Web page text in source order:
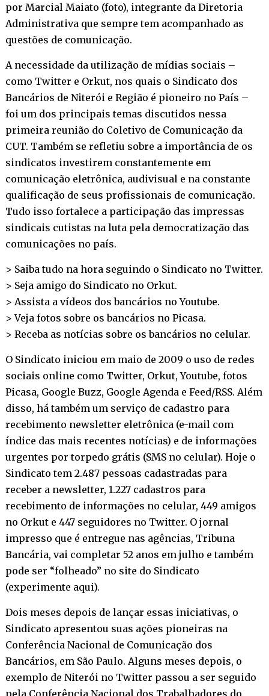
por Marcial Maiato (foto), integrante da Diretoria
Administrativa que sempre tem acompanhado as
questões de comunicação.
A necessidade da utilização de mídias sociais –
como Twitter e Orkut, nos quais o Sindicato dos
Bancários de Niterói e Região é pioneiro no País –
foi um dos principais temas discutidos nessa
primeira reunião do Coletivo de Comunicação da
CUT. Também se refletiu sobre a importância de os
sindicatos investirem constantemente em
comunicação eletrônica, audivisual e na constante
qualificação de seus profissionais de comunicação.
Tudo isso fortalece a participação das impressas
sindicais cutistas na luta pela democratização das
comunicações no país.
> Saiba tudo na hora seguindo o Sindicato no Twitter.
> Seja amigo do Sindicato no Orkut.
> Assista a vídeos dos bancários noYoutube.
> Veja fotos sobre os bancários no Picasa.
> Receba as notícias sobre os bancários no celular.
O Sindicato iniciou em maio de 2009 o uso de redes
sociais online como Twitter, Orkut, Youtube, fotos
Picasa, Google Buzz, Google Agenda e Feed/RSS. Além
disso, há também um serviço de cadastro para
recebimento newsletter eletrônica (e-mail com
índice das mais recentes notícias) e de informações
urgentes por torpedo grátis (SMS no celular). Hoje o
Sindicato tem 2.487 pessoas cadastradas para
receber a newsletter, 1.227 cadastros para
recebimento de informações no celular, 449 amigos
no Orkut e 447 seguidores no Twitter. O jornal
impresso que é entregue nas agências, Tribuna
Bancária, vai completar 52 anos em julho e também
pode ser “folheado” no site do Sindicato
(experimente aqui).
Dois meses depois de lançar essas iniciativas, o
Sindicato apresentou suas ações pioneiras na
Conferência Nacional de Comunicação dos
Bancários, em São Paulo. Alguns meses depois, o
exemplo de Niterói no Twitter passou a ser seguido
pela Conferência Nacional dos Trabalhadores do